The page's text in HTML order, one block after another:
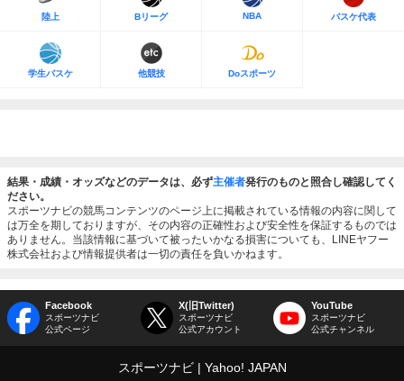
陸上 Bリーグ NBA バスケ代表
学生バスケ 他競技 Doスポーツ
結果・成績・オッズなどのデータは、必ず主催者発行のものと照合し確認してく
ださい。
スポーツナビの競馬コンテンツのページ上に掲載されている情報の内容に関して
は万全を期しておりますが、その内容の正確性および安全性を保証するものでは
ありません。当該情報に基づいて被ったいかなる損害についても、LINEヤフー
株式会社および情報提供者は一切の責任を負いかねます。
Facebook
スポーツナビ
公式ページ
X(旧Twitter)
スポーツナビ
公式アカウント
YouTube
スポーツナビ
公式チャンネル
スポーツナビ Yahoo! JAPAN